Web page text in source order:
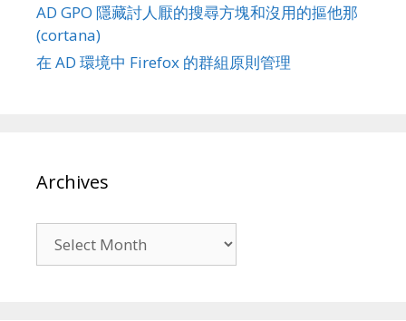
AD GPO 隱藏討人厭的搜尋方塊和沒用的摳他那
(cortana)
在 AD 環境中 Firefox 的群組原則管理
Archives